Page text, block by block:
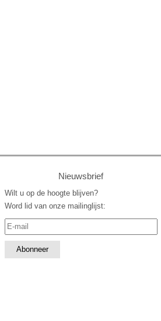
Nieuwsbrief
Wilt u op de hoogte blijven?
Word lid van onze mailinglijst: